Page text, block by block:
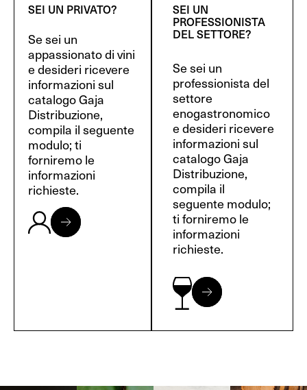
SEI UN PRIVATO?
Se sei un
appassionato di vini
e desideri ricevere
informazioni sul
catalogo Gaja
Distribuzione,
compila il seguente
modulo; ti
forniremo le
informazioni
richieste.
SEI UN
PROFESSIONISTA
DEL SETTORE?
Se sei un
professionista del
settore
enogastronomico
e desideri ricevere
informazioni sul
catalogo Gaja
Distribuzione,
compila il
seguente modulo;
ti forniremo le
informazioni
richieste.